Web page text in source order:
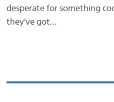
desperate for something
they’ve got…